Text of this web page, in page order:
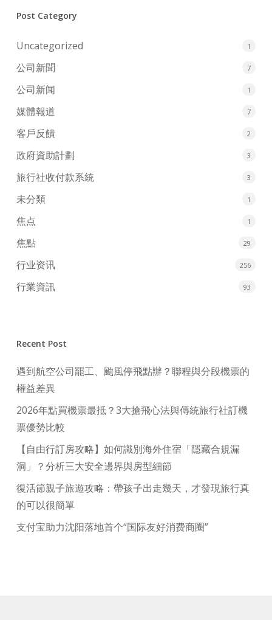
Post Category
Uncategorized 1
公司新聞 7
公司新闻 1
媒體報道 7
客戶反饋 2
政府資助計劃 3
旅行社收付款系統 3
未分類 1
焦点 1
焦點 29
行业资讯 256
行業資訊 93
Recent Post
遇到航空公司罷工、颱風停飛點辦？聯程與分段機票的
權益差異
2026年點買機票最抵？3大搶飛心法與傳統旅行社訂機
票優勢比較
【自由行訂房攻略】如何識別海外住宿「隱藏合規漏
洞」？分析三大安全邊界與房型細節
復活節親子旅遊攻略：帶孩子出走幾天，才發現旅行真
的可以很簡單
支付宝助力沈阳落地首个“国际友好消费商圈”